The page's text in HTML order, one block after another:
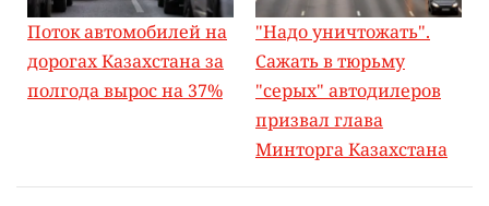
Поток автомобилей на
дорогах Казахстана за
полгода вырос на 37%
"Надо уничтожать".
Сажать в тюрьму
"серых" автодилеров
призвал глава
Минторга Казахстана